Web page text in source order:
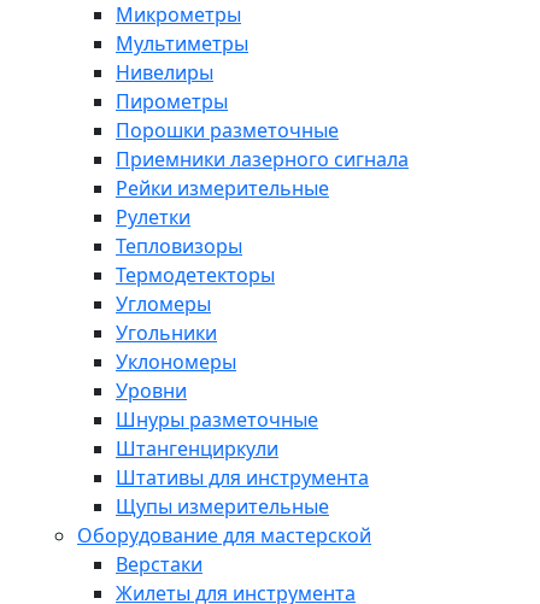
Микрометры
Мультиметры
Нивелиры
Пирометры
Порошки разметочные
Приемники лазерного сигнала
Рейки измерительные
Рулетки
Тепловизоры
Термодетекторы
Угломеры
Угольники
Уклономеры
Уровни
Шнуры разметочные
Штангенциркули
Штативы для инструмента
Щупы измерительные
Оборудование для мастерской
Верстаки
Жилеты для инструмента